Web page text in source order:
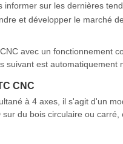
informer sur les dernières
et développer le marché de
avec un fonctionnement
suivant est automatiquement
CNC
à 4 axes, il s'agit d'un
du bois circulaire ou carré,